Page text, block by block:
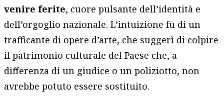
venire ferite, cuore pulsante dell’identità e
dell’orgoglio nazionale. L’intuizione fu di un
trafficante di opere d’arte, che suggerì di colpire
il patrimonio culturale del Paese che, a
differenza di un giudice o un poliziotto, non
avrebbe potuto essere sostituito.